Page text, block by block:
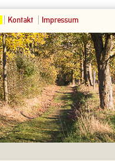
Kontakt Impressum